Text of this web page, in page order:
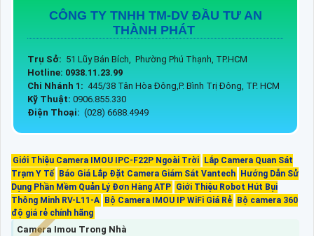
CÔNG TY TNHH TM-DV ĐẦU TƯ AN
THÀNH PHÁT
Trụ Sở: 51 Lũy Bán Bích, Phường Phú Thạnh, TP.HCM
Hotline: 0938.11.23.99
Chi Nhánh 1: 445/38 Tân Hòa Đông,P. Bình Trị Đông, TP. HCM
Kỹ Thuật: 0906.855.330
Điện Thoại: (028) 6688.4949
Giới Thiệu Camera IMOU IPC-F22P Ngoài Trời
Lắp Camera Quan Sát
Trạm Y Tế
Báo Giá Lắp Đặt Camera Giám Sát Vantech
Hướng Dẫn Sử
Dụng Phần Mềm Quản Lý Đơn Hàng ATP Giới Thiệu Robot Hút Bụi
Thông Minh RV-L11-A
Bộ Camera IMOU IP WiFi Giá Rẻ
Bộ camera 360
độ giá rẻ chính hãng
Camera Imou Trong Nhà